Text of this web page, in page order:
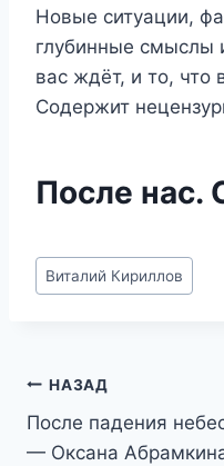
Новые ситуации,
глубинные смыслы
вас ждёт, и то, что
Содержит
После нас.
Метки
записи:
Виталий Кириллов
Навигация
по
НАЗАД
После падения
— Оксана